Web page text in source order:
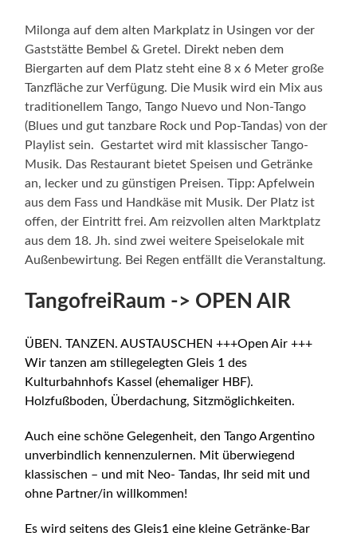
Milonga auf dem alten Markplatz in Usingen vor der
Gaststätte Bembel & Gretel. Direkt neben dem
Biergarten auf dem Platz steht eine 8 x 6 Meter große
Tanzfläche zur Verfügung. Die Musik wird ein Mix aus
traditionellem Tango, Tango Nuevo und Non-Tango
(Blues und gut tanzbare Rock und Pop-Tandas) von der
Playlist sein. Gestartet wird mit klassischer Tango-
Musik. Das Restaurant bietet Speisen und Getränke
an, lecker und zu günstigen Preisen. Tipp: Apfelwein
aus dem Fass und Handkäse mit Musik. Der Platz ist
offen, der Eintritt frei. Am reizvollen alten Marktplatz
aus dem 18. Jh. sind zwei weitere Speiselokale mit
Außenbewirtung. Bei Regen entfällt die Veranstaltung.
TangofreiRaum -> OPEN AIR
ÜBEN. TANZEN. AUSTAUSCHEN +++Open Air +++
Wir tanzen am stillegelegten Gleis 1 des
Kulturbahnhofs Kassel (ehemaliger HBF).
Holzfußboden, Überdachung, Sitzmöglichkeiten.
Auch eine schöne Gelegenheit, den Tango Argentino
unverbindlich kennenzulernen. Mit überwiegend
klassischen – und mit Neo- Tandas, Ihr seid mit und
ohne Partner/in willkommen!
Es wird seitens des Gleis1 eine kleine Getränke-Bar